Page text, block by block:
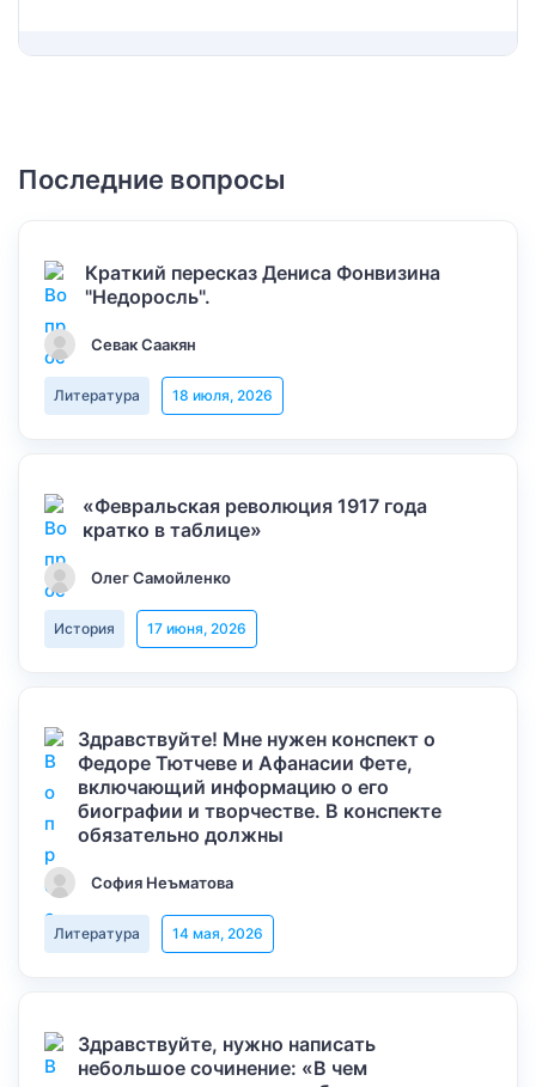
Последние вопросы
Краткий пересказ Дениса Фонвизина
"Недоросль".
Севак Саакян
Литература 18 июля, 2026
«Февральская революция 1917 года
кратко в таблице»
Олег Самойленко
История 17 июня, 2026
Здравствуйте! Мне нужен конспект о
Федоре Тютчеве и Афанасии Фете,
включающий информацию о его
биографии и творчестве. В конспекте
обязательно должны
София Неъматова
Литература 14 мая, 2026
Здравствуйте, нужно написать
небольшое сочинение: «В чем